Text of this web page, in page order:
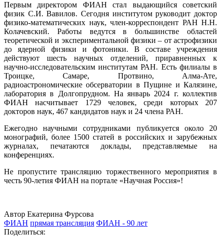
Первым директором ФИАН стал выдающийся советский
физик С.И. Вавилов. Сегодня институтом руководит доктор
физико-математических наук, член-корреспондент РАН Н.Н.
Колачевский. Работы ведутся в большинстве областей
теоретической и экспериментальной физики – от астрофизики
до ядерной физики и фотоники. В составе учреждения
действуют шесть научных отделений, приравненных к
научно-исследовательским институтам РАН. Есть филиалы в
Троицке, Самаре, Протвино, Алма-Ате,
радиоастрономические обсерватории в Пущине и Калязине,
лаборатория в Долгопрудном. На январь 2024 г. коллектив
ФИАН насчитывает 1729 человек, среди которых 207
докторов наук, 467 кандидатов наук и 24 члена РАН.
Ежегодно научными сотрудниками публикуется около 20
монографий, более 1500 статей в российских и зарубежных
журналах, печатаются доклады, представляемые на
конференциях.
Не пропустите трансляцию торжественного мероприятия в
честь 90-летия ФИАН на портале «Научная Россия»!
Автор Екатерина Фурсова
ФИАН прямая трансляция ФИАН - 90 лет
Поделиться: